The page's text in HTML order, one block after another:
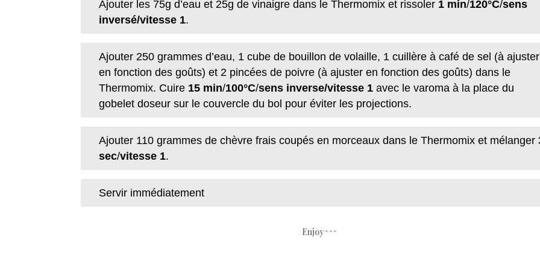
Ajouter les 75g d’eau et 25g de vinaigre dans le Thermomix et rissoler 1 min/120°C/sens
inversé/vitesse 1.
Ajouter 250 grammes d’eau, 1 cube de bouillon de volaille, 1 cuillère à café de sel (à ajuster
en fonction des goûts) et 2 pincées de poivre (à ajuster en fonction des goûts) dans le
Thermomix. Cuire 15 min/100°C/sens inverse/vitesse 1 avec le varoma à la place du
gobelet doseur sur le couvercle du bol pour éviter les projections.
Ajouter 110 grammes de chèvre frais coupés en morceaux dans le Thermomix et mélanger
sec/vitesse 1.
Servir immédiatement
Enjoy^^^